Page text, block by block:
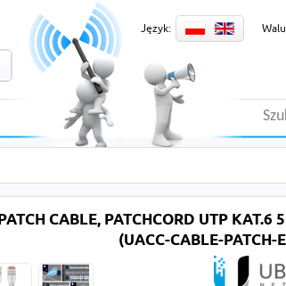
Język:
CABLE, PATCHCORD UTP KAT.6
(UACC-CABLE-PATCH-